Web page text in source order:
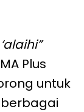
Plus
untuk